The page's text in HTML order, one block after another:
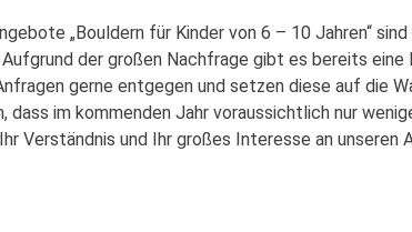
„Bouldern für Kinder von 6 – 10 Jahren“
der großen Nachfrage gibt es bereits eine
gerne entgegen und setzen diese auf die
dass im kommenden Jahr voraussichtlich nur
Verständnis und Ihr großes Interesse an unseren